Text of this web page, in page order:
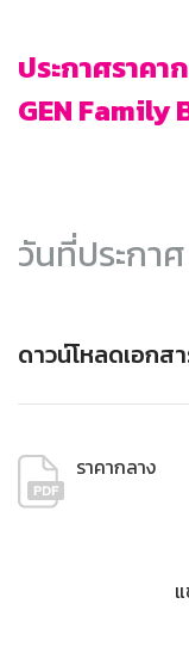
ประกาศราค
GEN Family
วันที่ประกาศ
ดาวน์โหลดเอกส
ราคากลาง